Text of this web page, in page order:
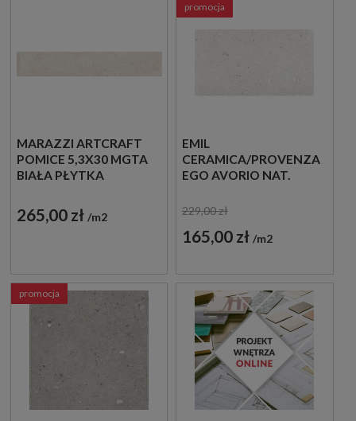
MARAZZI ARTCRAFT
POMICE 5,3X30 MGTA
BIAŁA PŁYTKA
BETON
265,00 zł m2
EMIL
CERAMICA/PROVENZA
EGO AVORIO NAT.
PŁYTKI LASTRYKO
229,00 zł
165,00 zł m2
promocja
promocja